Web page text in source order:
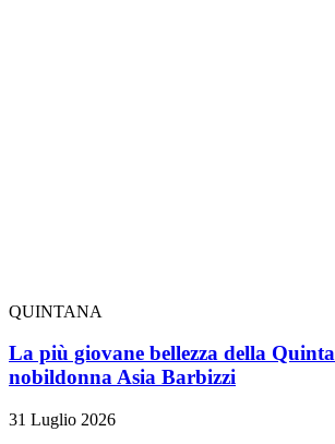
QUINTANA
La più giovane bellezza della
nobildonna Asia Barbizzi
31 Luglio 2026